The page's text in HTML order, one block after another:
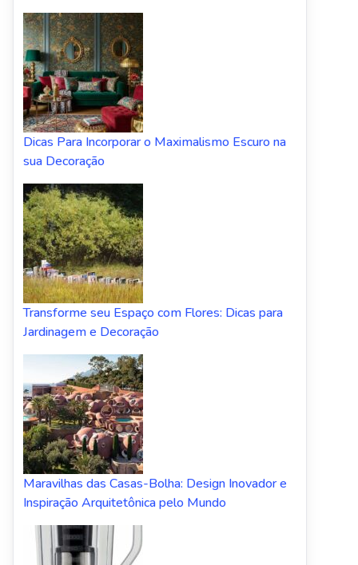
Dicas Para Incorporar o Maximalismo Escuro na
sua Decoração
Transforme seu Espaço com Flores: Dicas para
Jardinagem e Decoração
Maravilhas das Casas-Bolha: Design Inovador e
Inspiração Arquitetônica pelo Mundo